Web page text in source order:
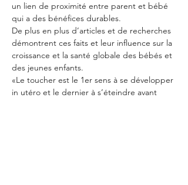
un lien de proximité entre parent et bébé
qui a des bénéfices durables.
De plus en plus d’articles et de recherches
démontrent ces faits et leur influence sur la
croissance et la santé globale des bébés et
des jeunes enfants.
«Le toucher est le 1er sens à se développer
in utéro et le dernier à s’éteindre avant